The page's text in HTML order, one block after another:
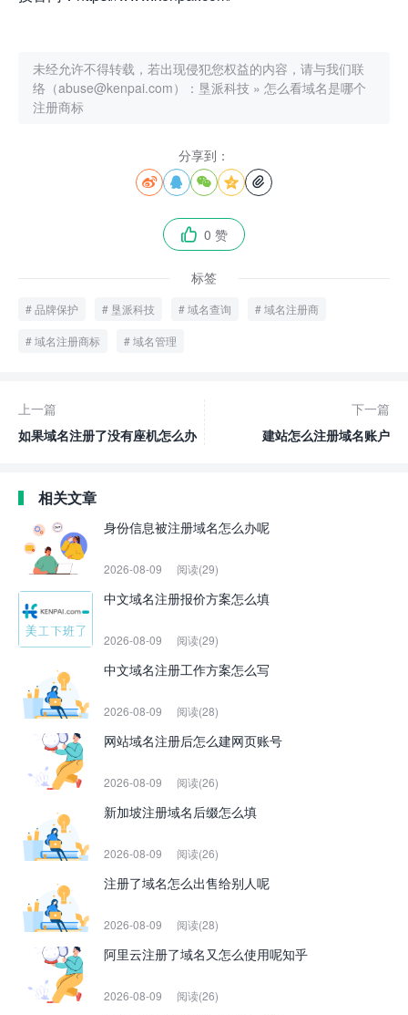
未经允许不得转载，若出现侵犯您权益的内容，请与我们联
络（abuse@kenpai.com）： 垦派科技 » 怎么看域名是哪个
注册商标
分享到：
    
 0 赞
标签
品牌保护 垦派科技 域名查询 域名注册商
域名注册商标 域名管理
上一篇
如果域名注册了没有座机怎么办
下一篇
建站怎么注册域名账户
相关文章
身份信息被注册域名怎么办呢
2026-08-09 阅读(29)
中文域名注册报价方案怎么填
2026-08-09 阅读(29)
中文域名注册工作方案怎么写
2026-08-09 阅读(28)
网站域名注册后怎么建网页账号
2026-08-09 阅读(26)
新加坡注册域名后缀怎么填
2026-08-09 阅读(26)
注册了域名怎么出售给别人呢
2026-08-09 阅读(28)
阿里云注册了域名又怎么使用呢知乎
2026-08-09 阅读(26)